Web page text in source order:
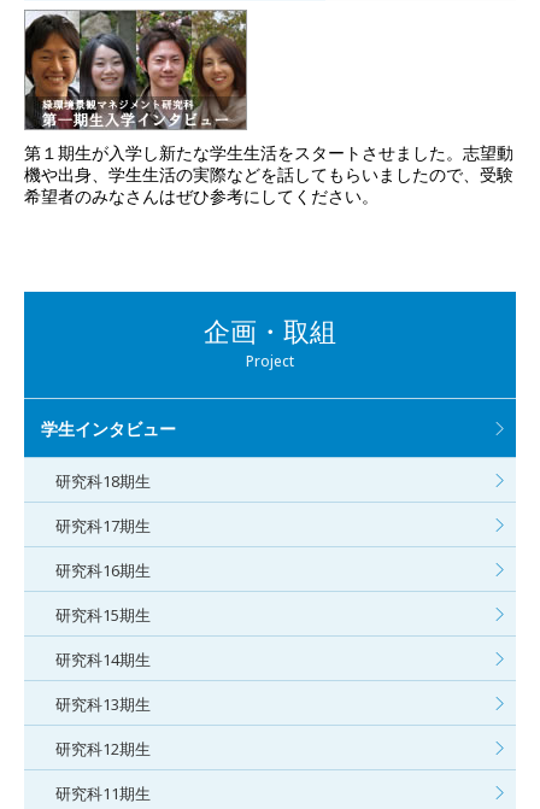
第１期生が入学し新たな学生生活をスタートさせました。志望動
機や出身、学生生活の実際などを話してもらいましたので、受験
希望者のみなさんはぜひ参考にしてください。
企画・取組
Project
学生インタビュー
研究科18期生
研究科17期生
研究科16期生
研究科15期生
研究科14期生
研究科13期生
研究科12期生
研究科11期生